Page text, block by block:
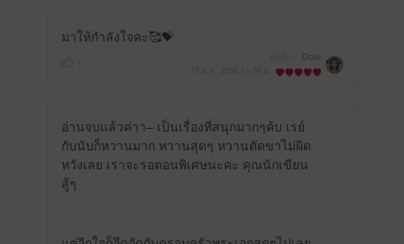
มาให้กำลังใจคะ🥰💝
Dow
อ่านจบแล้วค่าา– เป็นเรื่องที่สนุกมากๆค้บ เรย์
กับนับก็หวานมาก หวานสุดๆ หวานตัดขาไม่ผิด
หวังเลย เราจะรอตอนพิเศษนะคะ คุณนักเขียน
สู้ๆ